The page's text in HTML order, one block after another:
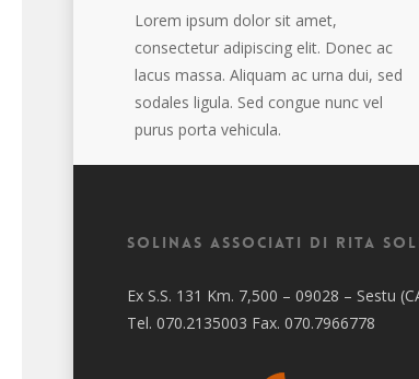
Lorem ipsum dolor sit amet,
consectetur adipiscing elit. Donec ac
lacus massa. Aliquam ac urna dui, sed
sodales ligula. Sed congue nunc vel
purus porta vehicula.
Solinas Associati di Rita
Ex S.S. 131 Km. 7,500 – 09028 – Sestu
Tel. 070.2135003 Fax. 070.7966778